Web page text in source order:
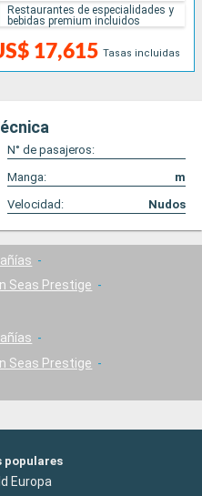
17,615 Tasas incluidas
Restaurantes de especialidades y
bebidas premium incluidos
N° de pasajeros:
Manga:
m
Velocidad: Nudos
Seas Prestige
Seas Prestige
populares
Europa